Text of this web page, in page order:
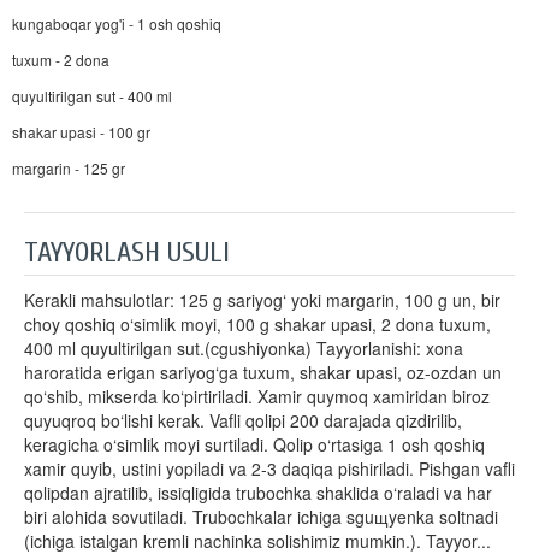
kungaboqar yog'i - 1 osh qoshiq
tuxum - 2 dona
quyultirilgan sut - 400 ml
shakar upasi - 100 gr
margarin - 125 gr
TAYYORLASH USULI
Kerakli mahsulotlar: 125 g sariyog‘ yoki margarin, 100 g un, bir
choy qoshiq o‘simlik moyi, 100 g shakar upasi, 2 dona tuxum,
400 ml quyultirilgan sut.(cgushiyonka) Tayyorlanishi: xona
haroratida erigan sariyog‘ga tuxum, shakar upasi, oz-ozdan un
qo‘shib, mikserda ko‘pirtiriladi. Xamir quymoq xamiridan biroz
quyuqroq bo‘lishi kerak. Vafli qolipi 200 darajada qizdirilib,
keragicha o‘simlik moyi surtiladi. Qo­lip o‘rtasiga 1 osh qoshiq
xamir quyib, ustini yopiladi va 2-3 daqiqa pishiriladi. Pishgan vafli
qolipdan ajratilib, issiqligida trubochka shaklida o‘raladi va har
biri alohida sovutiladi. Trubochkalar ichiga sguщyenka soltnadi
(ichiga istalgan kremli nachinka solishimiz mumkin.). Tayyor...